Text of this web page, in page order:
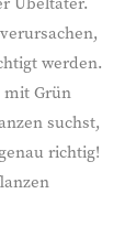
werden.
mit Grün
suchst,
richtig!